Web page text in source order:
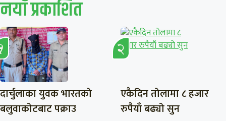
नयाँ प्रकाशित
दार्चुलाका युवक भारतको
बलुवाकोटबाट पक्राउ
एकैदिन तोलामा ८ हजार
रुपैयाँ बढ्यो सुन